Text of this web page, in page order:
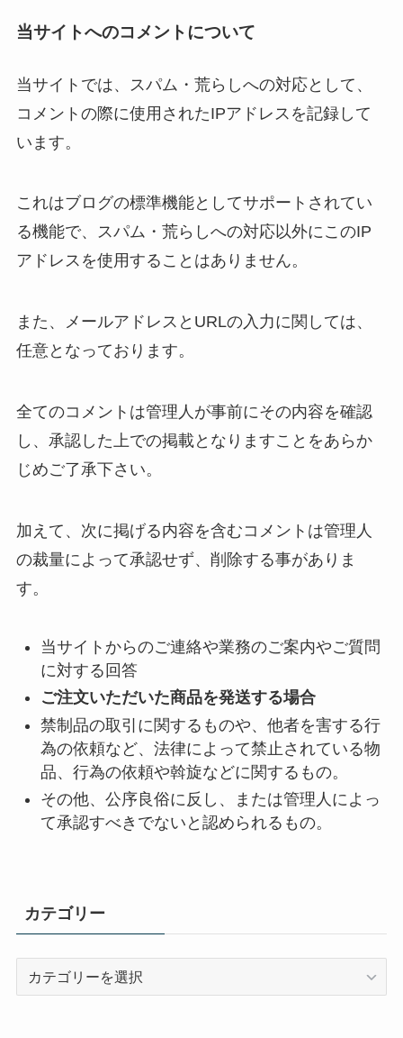
当サイトへのコメントについて
当サイトでは、スパム・荒らしへの対応として、
コメントの際に使用されたIPアドレスを記録して
います。
これはブログの標準機能としてサポートされてい
る機能で、スパム・荒らしへの対応以外にこのIP
アドレスを使用することはありません。
また、メールアドレスとURLの入力に関しては、
任意となっております。
全てのコメントは管理人が事前にその内容を確認
し、承認した上での掲載となりますことをあらか
じめご了承下さい。
加えて、次に掲げる内容を含むコメントは管理人
の裁量によって承認せず、削除する事がありま
す。
当サイトからのご連絡や業務のご案内やご質問
に対する回答
ご注文いただいた商品を発送する場合
禁制品の取引に関するものや、他者を害する行
為の依頼など、法律によって禁止されている物
品、行為の依頼や斡旋などに関するもの。
その他、公序良俗に反し、または管理人によっ
て承認すべきでないと認められるもの。
カテゴリー